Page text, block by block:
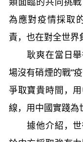
為應對疫情採取
責，也在對全世界
耿爽在當日舉
場沒有硝煙的戰“
爭取寶貴時間，
線，用中國實踐為
據他介紹，世